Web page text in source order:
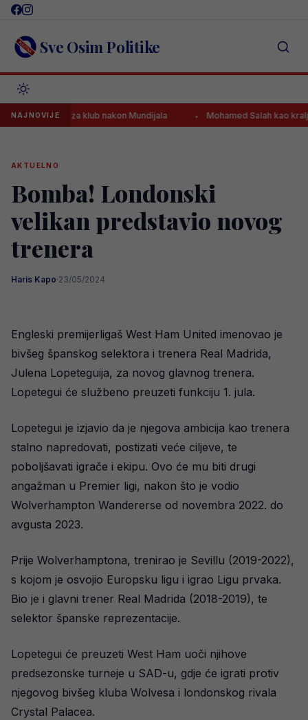
Skip
content Sve Osim Politike
NAJNOVIJEza klub nakon Mundijala Mohamed Salah kao kralj
AKTUELNO
Bomba! Londonski
velikan predstavio novog
trenera
Haris Kapo·23/05/2024
Engleski premijerligaš West Ham United imenovao je
bivšeg španskog selektora i trenera Real Madrida,
Julena Lopeteguija, za novog glavnog trenera.
Lopetegui će službeno preuzeti funkciju 1. jula.
Lopetegui je izjavio da je njegova ambicija kao trenera
stalno napredovati, postizati veće ciljeve, te
poboljšavati igrače i ekipu. Ovo će mu biti drugi
angažman u Premier ligi, nakon što je vodio
Wolverhampton Wandererse od novembra 2022. do
avgusta 2023.
Prije Wolverhamptona, trenirao je Sevillu (2019-2022),
s kojom je osvojio Europsku ligu i igrao Ligu prvaka.
Bio je i glavni trener Real Madrida (2018-2019), te
selektor španske reprezentacije.
Lopetegui će preuzeti West Ham uoči njihove
predsezonske turneje u SAD-u, gdje će igrati protiv
njegovog bivšeg kluba Wolvesa i londonskog rivala
Crystal Palacea.